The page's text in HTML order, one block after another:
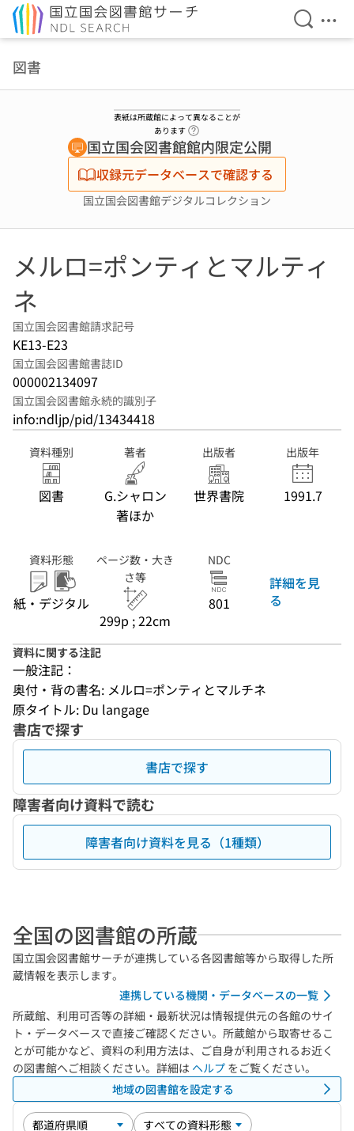
検索を
メ
図書
表紙は所蔵館によって異なることが
あります
国立国会図書館館内限定公開
収録元データベースで確認する
国立国会図書館デジタルコレクション
メルロ=ポンティとマルティ
ネ
国立国会図書館請求記号
KE13-E23
国立国会図書館書誌ID
000002134097
国立国会図書館永続的識別子
info:ndljp/pid/13434418
資料種別
図書
著者
G.シャロン
著ほか
出版者
世界書院
出版年
1991.7
資料形態
紙・デジタル
ページ数・大き
さ等
299p ; 22cm
NDC
801
詳細を見
る
資料に関する注記
一般注記：
奥付・背の書名: メルロ=ポンティとマルチネ
原タイトル: Du langage
書店で探す
書店で探す
障害者向け資料で読む
障害者向け資料を見る（1種類）
全国の図書館の所蔵
国立国会図書館サーチが連携している各図書館等から取得した所
蔵情報を表示します。
連携している機関・データベースの一覧
所蔵館、利用可否等の詳細・最新状況は情報提供元の各館のサイ
ト・データベースで直接ご確認ください。所蔵館から取寄せるこ
とが可能かなど、資料の利用方法は、ご自身が利用されるお近く
の図書館へご相談ください。詳細は ヘルプ をご覧ください。
地域の図書館を設定する